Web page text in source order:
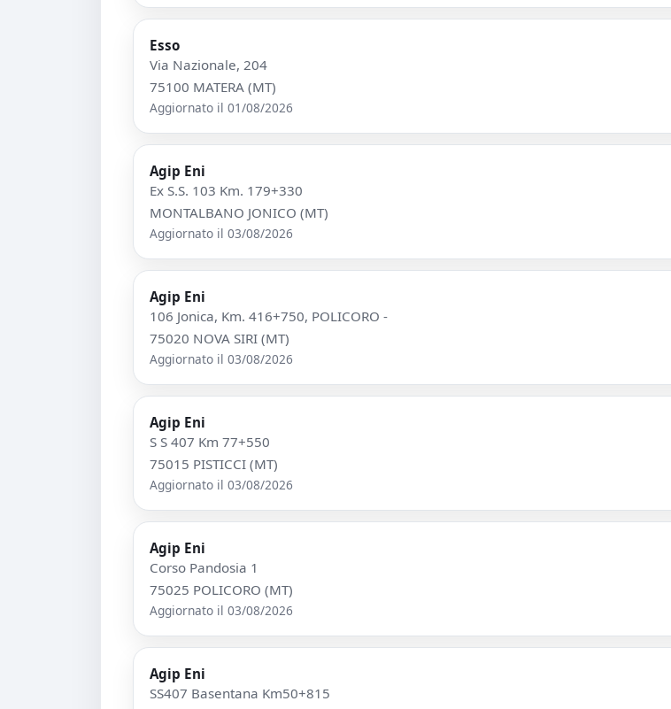
Esso
Via Nazionale, 204
75100 MATERA (MT)
Aggiornato il 01/08/2026
Agip Eni
Ex S.S. 103 Km. 179+330
MONTALBANO JONICO (MT)
Aggiornato il 03/08/2026
Agip Eni
106 Jonica, Km. 416+750, POLICORO -
75020 NOVA SIRI (MT)
Aggiornato il 03/08/2026
Agip Eni
S S 407 Km 77+550
75015 PISTICCI (MT)
Aggiornato il 03/08/2026
Agip Eni
Corso Pandosia 1
75025 POLICORO (MT)
Aggiornato il 03/08/2026
Agip Eni
SS407 Basentana Km50+815